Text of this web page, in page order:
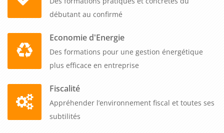
réseaux sociaux. Grâce à cette formation, vous pourrez
comprendre les spécificités des réseaux sociaux, définir des
objectifs clairs, identifier et comprendre votre public cible,
créer un contenu de qualité et mesurer et optimiser vos
résultats. En investissant dans cette formation, vous vous
sociaux et de maximiser les avantages qu'ils offrent à votre
entreprise B to B.
débutant au confirmé
Economie d'Energie
Des formations pour une gestion énergétique
plus efficace en entreprise
Fiscalité
Appréhender l’environnement fiscal et toutes ses
subtilités